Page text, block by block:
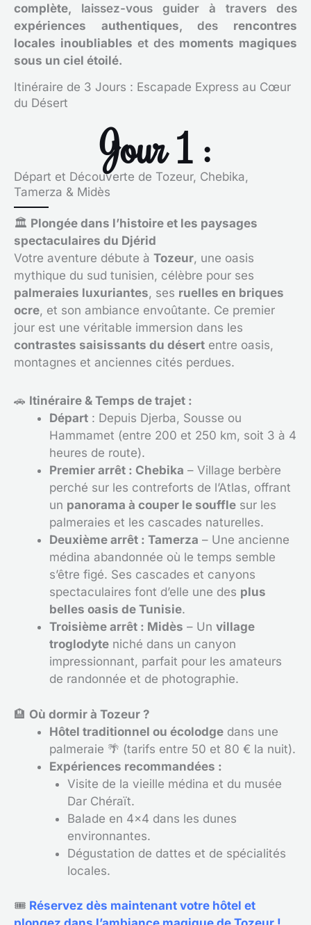
complète, laissez-vous guider à travers des
expériences authentiques, des rencontres
locales inoubliables et des moments magiques
sous un ciel étoilé.
Itinéraire de 3 Jours : Escapade Express au Cœur
du Désert
Jour 1 :
Départ et Découverte de Tozeur, Chebika,
Tamerza & Midès
🏛 Plongée dans l’histoire et les paysages
spectaculaires du Djérid
Votre aventure débute à Tozeur, une oasis
mythique du sud tunisien, célèbre pour ses
palmeraies luxuriantes, ses ruelles en briques
ocre, et son ambiance envoûtante. Ce premier
jour est une véritable immersion dans les
contrastes saisissants du désert entre oasis,
montagnes et anciennes cités perdues.
🚗 Itinéraire & Temps de trajet :
Départ : Depuis Djerba, Sousse ou
Hammamet (entre 200 et 250 km, soit 3 à 4
heures de route).
Premier arrêt : Chebika – Village berbère
perché sur les contreforts de l’Atlas, offrant
un panorama à couper le souffle sur les
palmeraies et les cascades naturelles.
Deuxième arrêt : Tamerza – Une ancienne
médina abandonnée où le temps semble
s’être figé. Ses cascades et canyons
spectaculaires font d’elle une des plus
belles oasis de Tunisie.
Troisième arrêt : Midès – Un village
troglodyte niché dans un canyon
impressionnant, parfait pour les amateurs
de randonnée et de photographie.
🏨 Où dormir à Tozeur ?
Hôtel traditionnel ou écolodge dans une
palmeraie 🌴 (tarifs entre 50 et 80 € la nuit).
Expériences recommandées :
Visite de la vieille médina et du musée
Dar Chéraït.
Balade en 4×4 dans les dunes
environnantes.
Dégustation de dattes et de spécialités
locales.
🎟 Réservez dès maintenant votre hôtel et